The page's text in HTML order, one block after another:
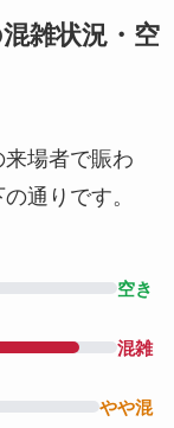
雑状況・空
場者で賑わ
通りです。
空き
混雑
やや混